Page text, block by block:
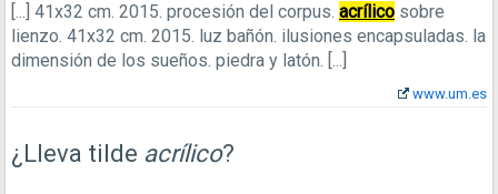
[...] 41x32 cm. 2015. procesión del corpus. acrílico sobre
lienzo. 41x32 cm. 2015. luz bañón. ilusiones encapsuladas. la
dimensión de los sueños. piedra y latón. [...]
www.um.es
¿Lleva tilde acrílico?